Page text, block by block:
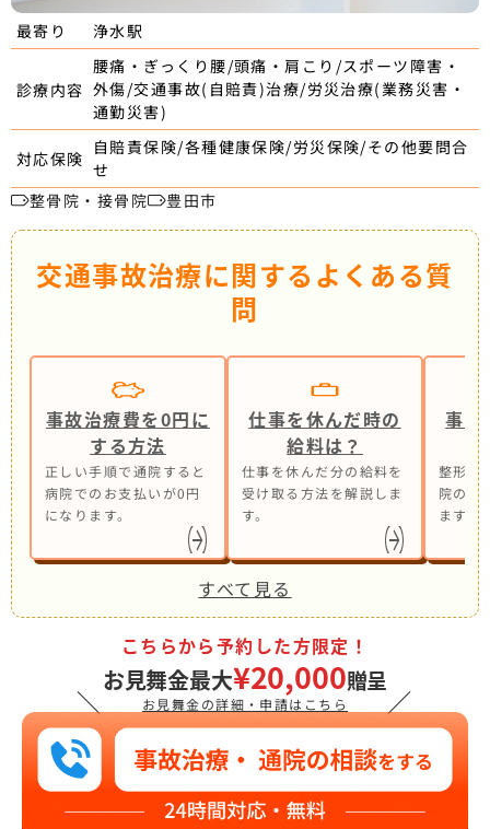
最寄り 浄水駅
診療内容
腰痛・ぎっくり腰/頭痛・肩こり/スポーツ障害・
外傷/交通事故(自賠責)治療/労災治療(業務災害・
通勤災害)
対応保険
自賠責保険/各種健康保険/労災保険/その他要問合
せ
整骨院・接骨院
豊田市
交通事故治療に関するよくある質
問
事故治療費を0円に
する方法
正しい手順で通院すると
病院でのお支払いが0円
になります。
仕事を休んだ時の
給料は？
仕事を休んだ分の給料を
受け取る方法を解説しま
す。
事故
整形外
院の併
ます。
すべて見る
＼
こちらから予約した方限定！
お見舞金最大¥20,000贈呈
お見舞金の詳細・申請はこちら ／